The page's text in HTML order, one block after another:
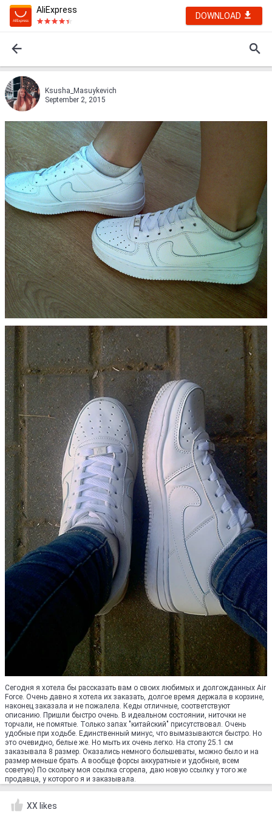
AliExpress
DOWNLOAD
Ksusha_Masuykevich
September 2, 2015
Сегодня я хотела бы рассказать вам о своих любимых и долгожданных Air
Force. Очень давно я хотела их заказать, долгое время держала в корзине,
наконец заказала и не пожалела. Кеды отличные, соответствуют
описанию. Пришли быстро очень. В идеальном состоянии, ниточки не
торчали, не помятые. Только запах "китайский" присутствовал. Очень
удобные при ходьбе. Единственный минус, что вымазываются быстро. Но
это очевидно, белые же. Но мыть их очень легко. На стопу 25.1 см
заказывала 8 размер. Оказались немного большеваты, можно было и на
размер меньше брать. А вообще форсы аккуратные и удобные, всем
советую) По скольку моя ссылка сгорела, даю новую ссылку у того же
продавца, у которого я и заказывала.
XX likes